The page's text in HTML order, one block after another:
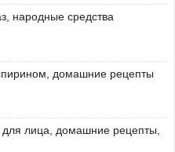
народные средства
домашние рецепты
лица, домашние рецепты,